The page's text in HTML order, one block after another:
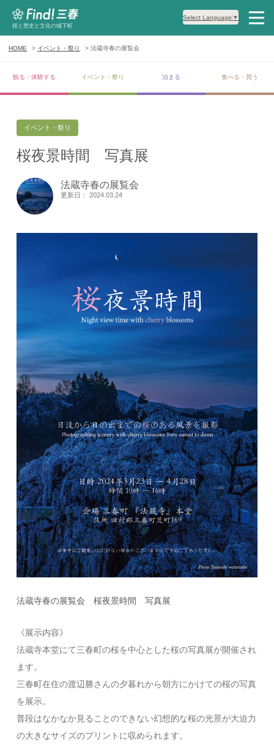
桜と歴史と文化の城下町
Select Language ▼
HOME イベント・祭り 法蔵寺春の展覧会
観る・体験する イベント・祭り 泊まる 食べる・買う
イベント・祭り
桜夜景時間 写真展
法蔵寺春の展覧会
更新日： 2024.03.24
法蔵寺春の展覧会 桜夜景時間 写真展
《展示内容》
法蔵寺本堂にて三春町の桜を中心とした桜の写真展が開催され
ます。
三春町在住の渡辺勝さんの夕暮れから朝方にかけての桜の写真
を展示。
普段はなかなか見ることのできない幻想的な桜の光景が大迫力
の大きなサイズのプリントに収められます。